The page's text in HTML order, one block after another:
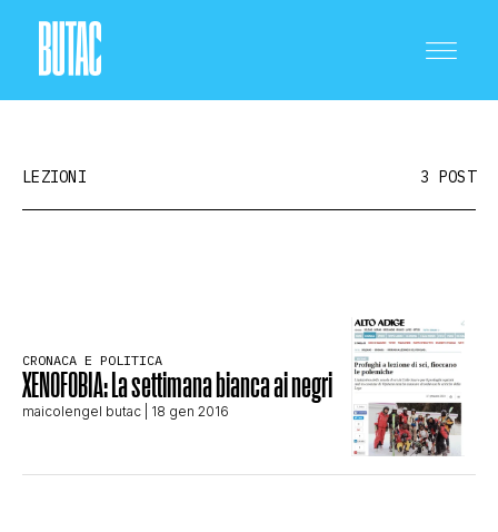
SCIENZA E TECNOLOGIA
LEZIONI 3 POST
CRONACA E POLITICA
XENOFOBIA: La settimana bianca ai negri
maicolengel butac | 18 gen 2016